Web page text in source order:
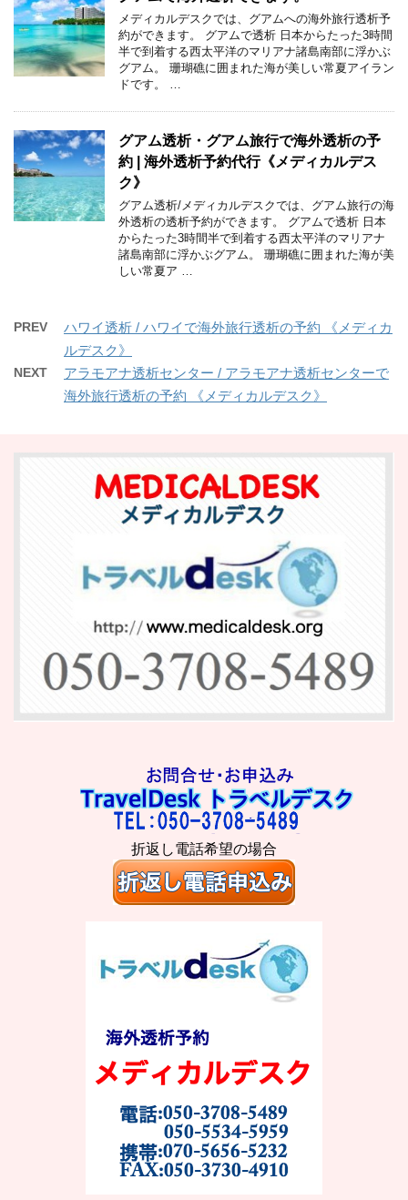
メディカルデスクでは、グアムへの海外旅行透析予
約ができます。 グアムで透析 日本からたった3時間
半で到着する西太平洋のマリアナ諸島南部に浮かぶ
グアム。 珊瑚礁に囲まれた海が美しい常夏アイラン
ドです。 …
グアム透析・グアム旅行で海外透析の予
約 | 海外透析予約代行《メディカルデス
ク》
グアム透析/メディカルデスクでは、グアム旅行の海
外透析の透析予約ができます。 グアムで透析 日本
からたった3時間半で到着する西太平洋のマリアナ
諸島南部に浮かぶグアム。 珊瑚礁に囲まれた海が美
しい常夏ア …
PREV
ハワイ透析 / ハワイで海外旅行透析の予約 《メディカ
ルデスク》
NEXT
アラモアナ透析センター / アラモアナ透析センターで
海外旅行透析の予約 《メディカルデスク》
折返し電話希望の場合